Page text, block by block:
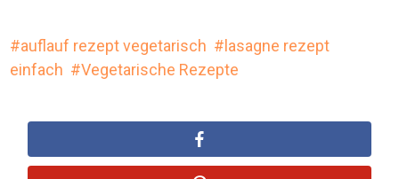
auflauf rezept vegetarisch
lasagne rezept
einfach
Vegetarische Rezepte